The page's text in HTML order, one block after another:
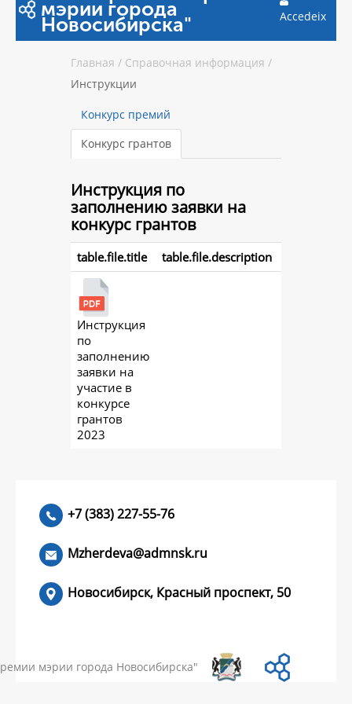
мэрии города
Новосибирска" Accedeix
Главная / Справочная информация /
Инструкции
Конкурс премий
Конкурс грантов
Инструкция по
заполнению заявки на
конкурс грантов
table.file.title table.file.description
Инструкция
по
заполнению
заявки на
участие в
конкурсе
грантов
2023
+7 (383) 227-55-76
Mzherdeva@admnsk.ru
Новосибирск, Красный проспект, 50
мэрии города Новосибирска"